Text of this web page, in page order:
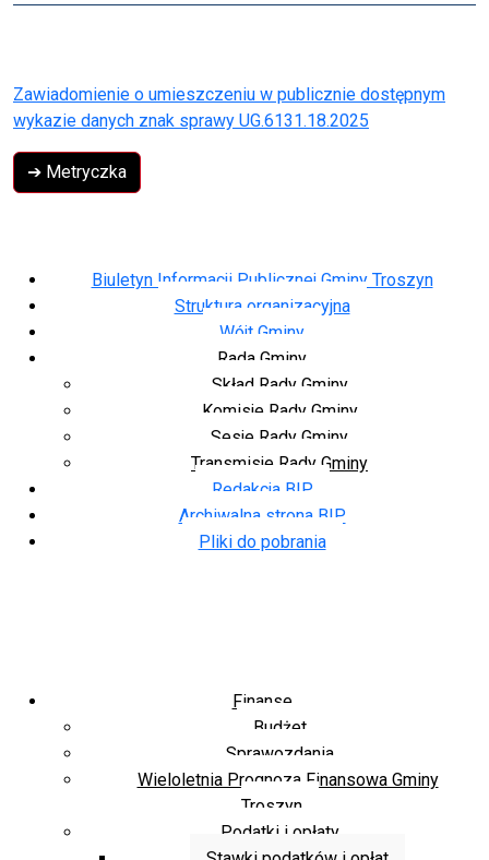
Biuletyn Informacji Publicznej Gminy Troszyn
Struktura organizacyjna
Wójt Gminy
Rada Gminy
Skład Rady Gminy
Komisje Rady Gminy
Sesje Rady Gminy
Transmisje Rady Gminy
Redakcja BIP
Archiwalna strona BIP
Pliki do pobrania
Finanse
Budżet
Sprawozdania
Wieloletnia Prognoza Finansowa Gminy
Troszyn
Podatki i opłaty
Zawiadomienie o umieszczeniu w publicznie dostępnym
wykazie danych znak sprawy UG.6131.18.2025
➔ Metryczka